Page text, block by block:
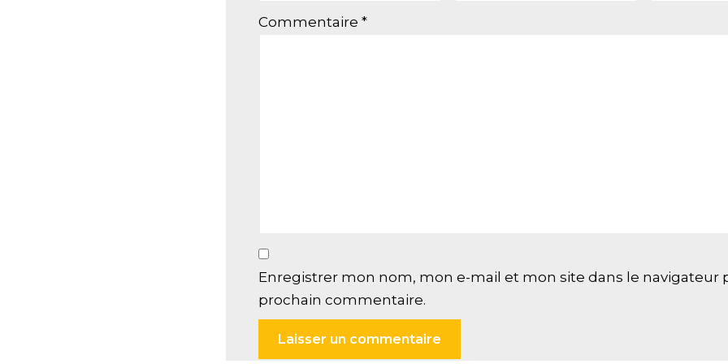
Commentaire *
Enregistrer mon nom, mon e-mail et mon site dans le navigateur
prochain commentaire.